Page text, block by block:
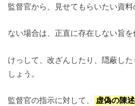
監督官から、見せてもらいたい資料
ない場合は、正直に存在しない旨を
けっして、改ざんしたり、隠蔽した
しょう。
監督官の指示に対して、
虚偽の陳